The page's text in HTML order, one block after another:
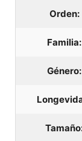
Orden:
Familia:
Género: